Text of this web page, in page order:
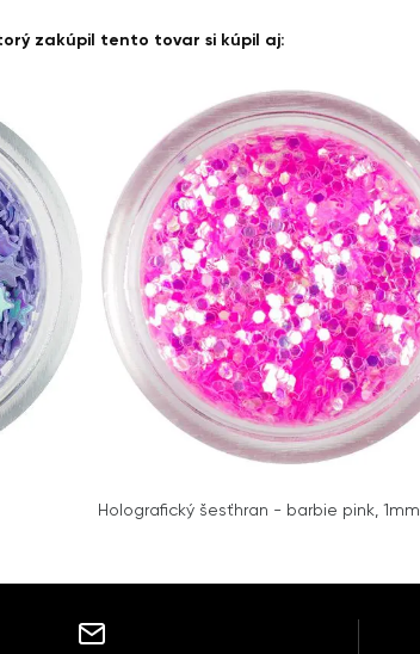
zakúpil tento tovar si kúpil aj:
Holografický šesťhran - barbie pink, 1mm